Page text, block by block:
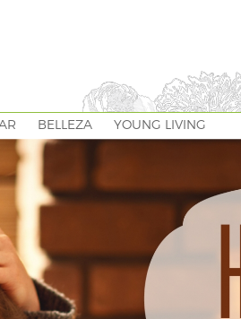
BELLEZA YOUNG LIVING